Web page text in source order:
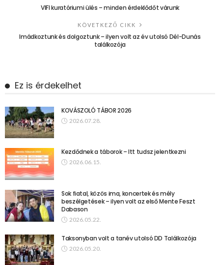
VIFI kuratóriumi ülés – minden érdeklődőt várunk
KÖVETKEZŐ CIKK
Imádkoztunk és dolgoztunk – ilyen volt az év utolsó Dél-Dunás
találkozója
Ez is érdekelhet
KOVÁSZOLÓ TÁBOR 2026
2026.07.28.
Kezdődnek a táborok – Itt tudsz jelentkezni
2026.06.15.
Sok fiatal, közös ima, koncertek és mély
beszélgetések – ilyen volt az első Mente Feszt
Dabason
2026.05.22.
Taksonyban volt a tanév utolsó DD Találkozója
2026.05.20.